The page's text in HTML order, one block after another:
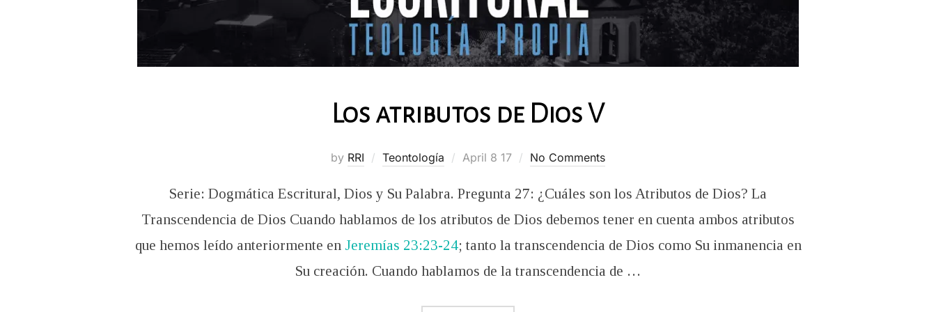
Los atributos de Dios V
by RRI Teontología
Posted
April 8 17 No Comments
Serie: Dogmática Escritural, Dios y Su Palabra. Pregunta 27: ¿Cuáles son los Atributos de Dios? La
Transcendencia de Dios Cuando hablamos de los atributos de Dios debemos tener en cuenta ambos atributos
que hemos leído anteriormente en Jeremías 23:23-24; tanto la transcendencia de Dios como Su inmanencia en
Su creación. Cuando hablamos de la transcendencia de …